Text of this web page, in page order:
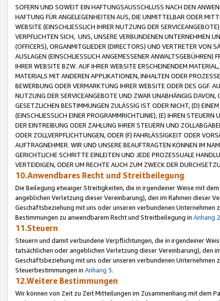
SOFERN UND SOWEIT EIN HAFTUNGSAUSSCHLUSS NACH DEN
HAFTUNG FÜR ANGELEGENHEITEN AUS, DIE UNMITTELBAR ODER
WEBSITE (EINSCHLIESSLICH IHRER NUTZUNG DER
VERPFLICHTEN SICH, UNS, UNSERE VERBUNDENEN UNTERNEHMEN
(OFFICERS), ORGANMITGLIEDER (DIRECTORS) UND VERTRETER VON
AUSLAGEN (EINSCHLIESSLICH ANGEMESSENER
IHRER WEBSITE BZW. AUF IHRER WEBSITE ERSCHEINENDEM
MATERIALS MIT ANDEREN APPLIKATIONEN, INHALTEN ODER
BEWERBUNG ODER VERMARKTUNG IHRER WEBSITE ODER DES GGF.
NUTZUNG DER SERVICEANGEBOTE UND ZWAR UNABHÄNGIG
GESETZLICHEN BESTIMMUNGEN ZULÄSSIG IST ODER NICHT, (D)
(EINSCHLIESSLICH EINER PROGRAMMRICHTLINIE), (E) IHREN
DER EINTREIBUNG ODER ZAHLUNG IHRER STEUERN UND
ODER ZOLLVERPFLICHTUNGEN, ODER (F) FAHRLÄSSIGKEIT ODER
AUFTRAGNEHMER. WIR UND UNSERE BEAUFTRAGTEN KÖNNEN IM
GERICHTLICHE SCHRITTE EINLEITEN UND JEDE PROZESSUALE
VERTEIDIGEN, ODER UM RECHTE AUCH ZUM ZWECK DER
10.Anwendbares Recht und Streitbeilegung
Die Beilegung etwaiger Streitigkeiten, die in irgendeiner Weise mit
angeblichen Verletzung dieser Vereinbarung), den im Rahmen dieser
Geschäftsbeziehung mit uns oder unseren verbundenen
Bestimmungen zu anwendbarem Recht und Streitbeilegung in Anhang 2
11.Steuern
Steuern und damit verbundene Verpflichtungen, die in irgendeiner
tatsächlichen oder angeblichen Verletzung dieser Vereinbarung), den
Geschäftsbeziehung mit uns oder unseren verbundenen
Steuerbestimmungen in Anhang 3.
12.Weitere Bestimmungen
Wir können von Zeit zu Zeit Mitteilungen im Zusammenhang mit dem